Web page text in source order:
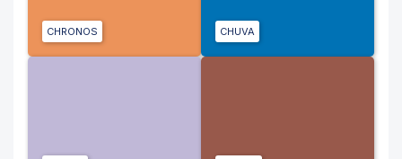
CHRONOS CHUVA